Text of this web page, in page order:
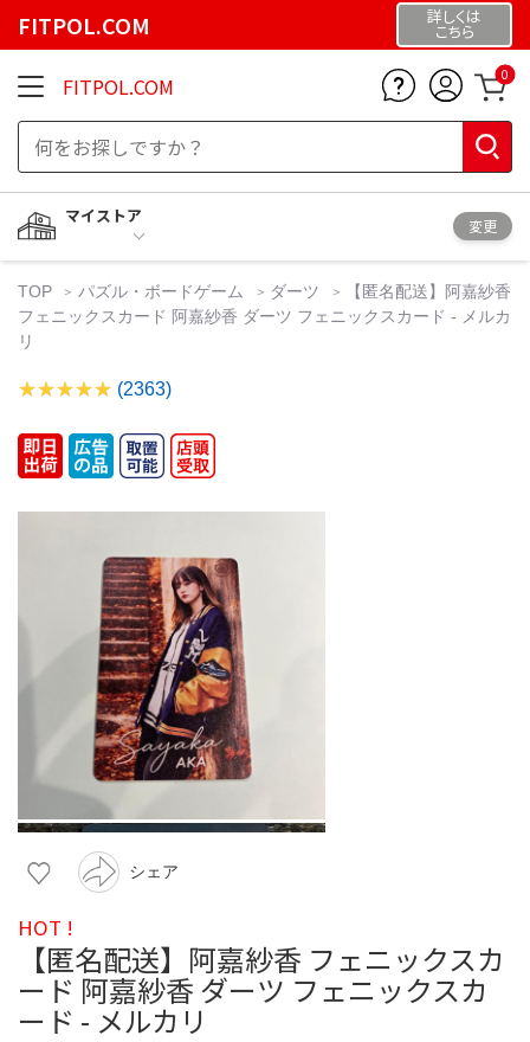
FITPOL.COM 詳しくは
こちら
FITPOL.COM 0
マイストア
変更
TOP パズル・ボードゲーム ダーツ
【匿名配送】阿嘉紗香
フェニックスカード 阿嘉紗香 ダーツ フェニックスカード - メルカ
リ
(2363)
シェア
HOT !
【匿名配送】阿嘉紗香 フェニックスカ
ード 阿嘉紗香 ダーツ フェニックスカ
ード - メルカリ